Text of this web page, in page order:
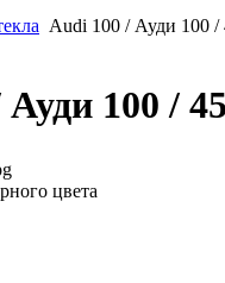
Audi 100 / Ауди 100 /
100 /
цвета